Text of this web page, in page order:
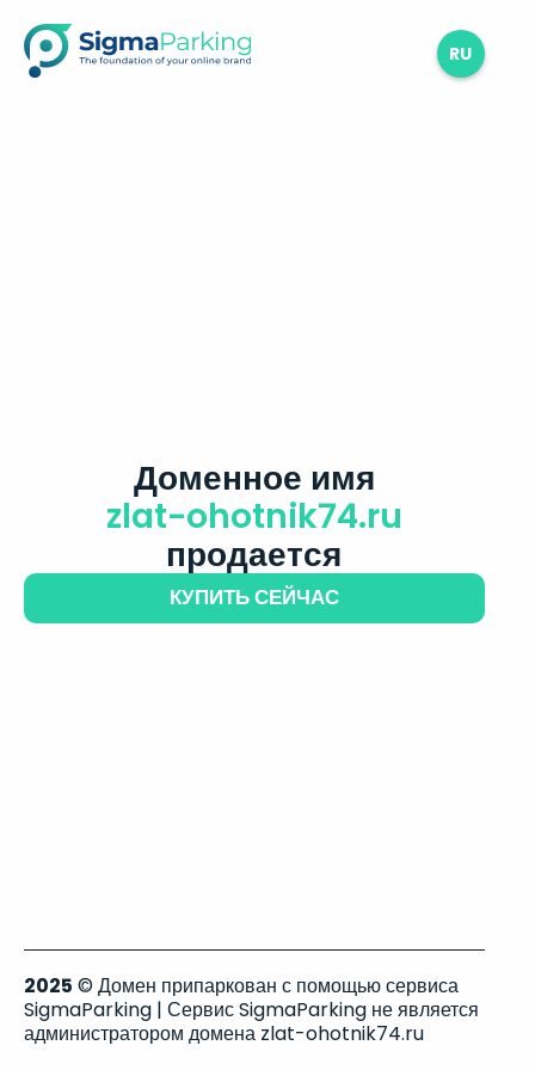
RU
Доменное имя
zlat-ohotnik74.ru
продается
КУПИТЬ СЕЙЧАС
2025 © Домен припаркован с помощью сервиса
SigmaParking | Сервис SigmaParking не является
администратором домена zlat-ohotnik74.ru